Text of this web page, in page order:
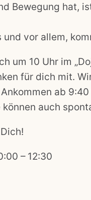
Bewegung hat,
und vor allem,
um 10 Uhr im
für dich mit.
ab 9:40
auch
– 12:30